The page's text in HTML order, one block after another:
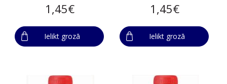
1,45€
Ielikt grozā
1,45€
Ielikt grozā